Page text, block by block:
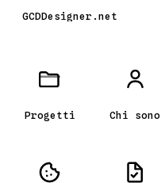
GCDDesigner.net
Progetti Chi sono